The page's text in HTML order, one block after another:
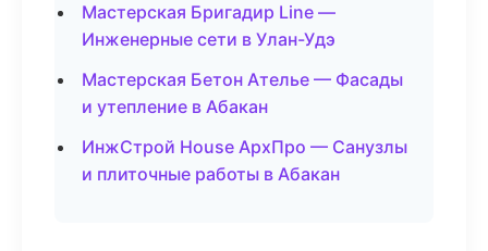
Мастерская Бригадир Line —
Инженерные сети в Улан-Удэ
Мастерская Бетон Ателье — Фасады
и утепление в Абакан
ИнжСтрой House АрхПро — Санузлы
и плиточные работы в Абакан